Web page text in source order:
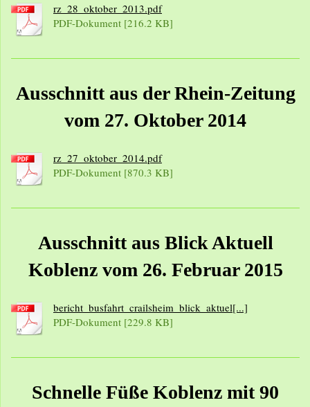
rz_28_oktober_2013.pdf
PDF-Dokument [216.2 KB]
Ausschnitt aus der Rhein-Zeitung
vom 27. Oktober 2014
rz_27_oktober_2014.pdf
PDF-Dokument [870.3 KB]
Ausschnitt aus Blick Aktuell
Koblenz vom 26. Februar 2015
bericht_busfahrt_crailsheim_blick_aktuel[...]
PDF-Dokument [229.8 KB]
Schnelle Füße Koblenz mit 90